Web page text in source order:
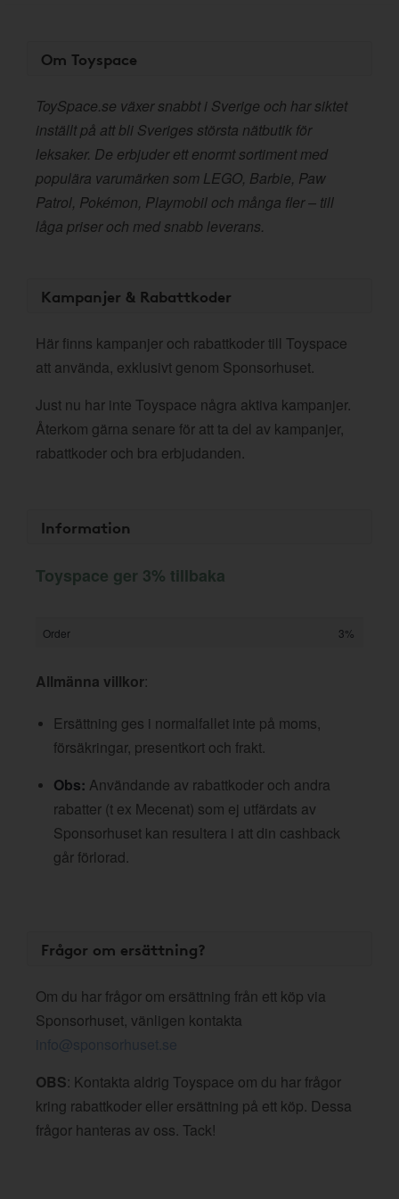
Om Toyspace
ToySpace.se växer snabbt i Sverige och har siktet
inställt på att bli Sveriges största nätbutik för
leksaker. De erbjuder ett enormt sortiment med
populära varumärken som LEGO, Barbie, Paw
Patrol, Pokémon, Playmobil och många fler – till
låga priser och med snabb leverans.
Kampanjer & Rabattkoder
Här finns kampanjer och rabattkoder till Toyspace
att använda, exklusivt genom Sponsorhuset.
Just nu har inte Toyspace några aktiva kampanjer.
Återkom gärna senare för att ta del av kampanjer,
rabattkoder och bra erbjudanden.
Information
Toyspace ger 3% tillbaka
Order 3%
Allmänna villkor:
Ersättning ges i normalfallet inte på moms,
försäkringar, presentkort och frakt.
Obs: Användande av rabattkoder och andra
rabatter (t ex Mecenat) som ej utfärdats av
Sponsorhuset kan resultera i att din cashback
går förlorad.
Frågor om ersättning?
Om du har frågor om ersättning från ett köp via
Sponsorhuset, vänligen kontakta
info@sponsorhuset.se
OBS: Kontakta aldrig Toyspace om du har frågor
kring rabattkoder eller ersättning på ett köp. Dessa
frågor hanteras av oss. Tack!